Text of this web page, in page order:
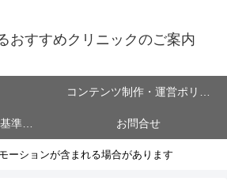
おすすめクリニックのご案内
コンテンツ制作・運営ポリシ
ー
準に お問合せ
ーションが含まれる場合があります